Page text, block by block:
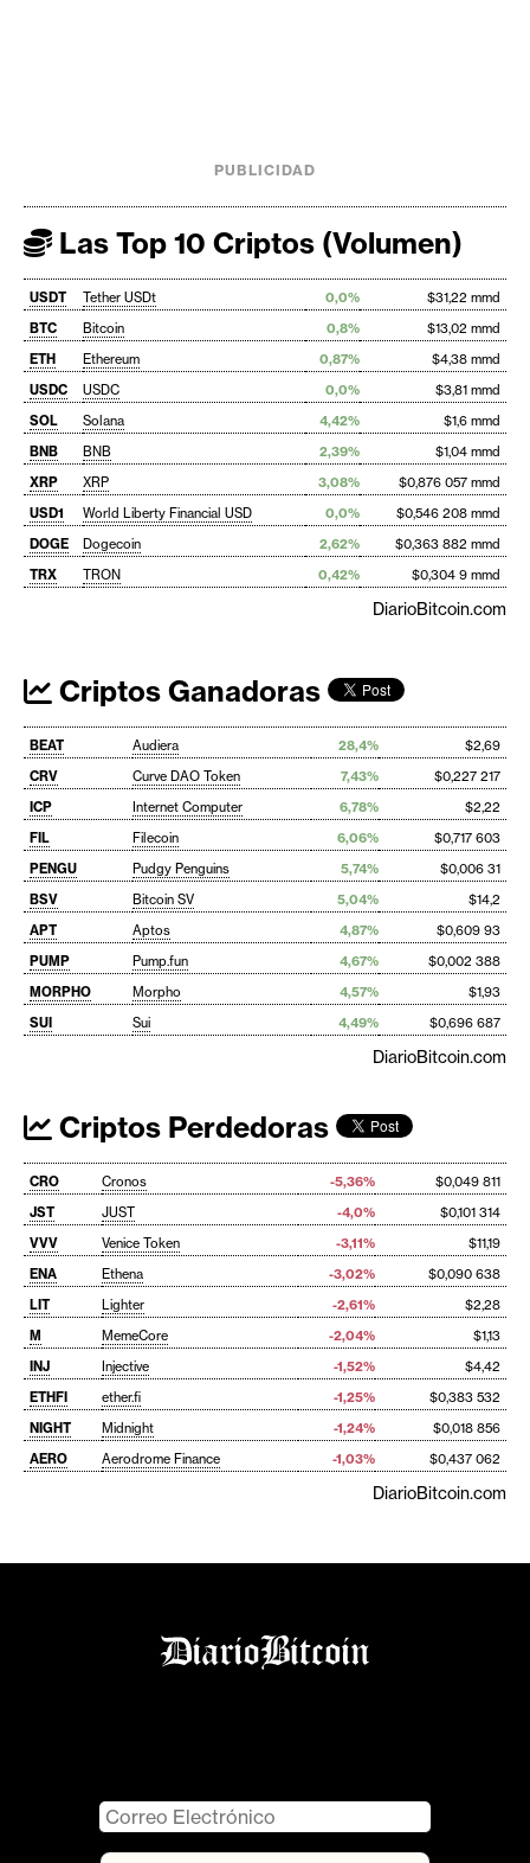
PUBLICIDAD
Las Top 10 Criptos (Volumen)
USDT Tether USDt 0,0%
$31,22 mmd
BTC
Bitcoin 0,8%
$13,02 mmd
ETH
Ethereum 0,87%
$4,38 mmd
USDC
USDC 0,0%
$3,81 mmd
SOL
Solana 4,42%
$1,6 mmd
BNB
BNB 2,39%
$1,04 mmd
XRP
XRP 3,08%
$0,876 057 mmd
USD1
World Liberty Financial USD 0,0%
$0,546 208 mmd
DOGE
Dogecoin 2,62%
$0,363 882 mmd
TRX
TRON 0,42% $0,304 9 mmd
DiarioBitcoin.com
Criptos Ganadoras
BEAT Audiera 28,4%
$2,69
CRV
Curve DAO Token 7,43%
$0,227 217
ICP
Internet Computer 6,78%
$2,22
FIL
Filecoin 6,06%
$0,717 603
PENGU
Pudgy Penguins 5,74%
$0,006 31
BSV
Bitcoin SV 5,04%
$14,2
APT
Aptos 4,87%
$0,609 93
PUMP
Pump.fun 4,67%
$0,002 388
MORPHO
Morpho 4,57%
$1,93
SUI
Sui 4,49% $0,696 687
DiarioBitcoin.com
Criptos Perdedoras
CRO Cronos -5,36%
$0,049 811
JST
JUST -4,0%
$0,101 314
VVV
Venice Token -3,11%
$11,19
ENA
Ethena -3,02%
$0,090 638
LIT
Lighter -2,61%
$2,28
M
MemeCore -2,04%
$1,13
INJ
Injective -1,52%
$4,42
ETHFI
ether.fi -1,25%
$0,383 532
NIGHT
Midnight -1,24%
$0,018 856
AERO
Aerodrome Finance -1,03% $0,437 062
DiarioBitcoin.com